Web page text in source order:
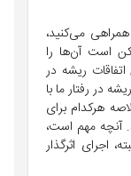
می‌کنید،
است آن‌ها را
ریشه‌ در
در رفتار ما با
هرکدام برای
آنچه مهم است،‌
اجرای اثرگذار